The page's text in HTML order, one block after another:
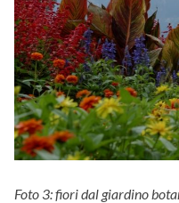
Foto 3: fiori dal giardino